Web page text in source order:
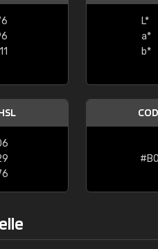
L*
a*
b*
palettes de couleurs:
comprend pas qui est
bien passé et le produit